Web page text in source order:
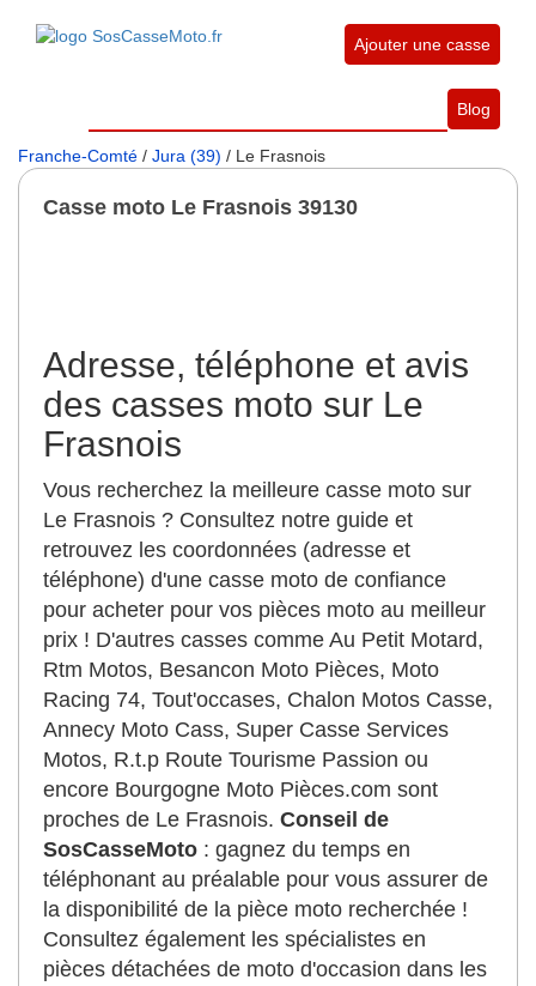
Ajouter une casse
Blog
Franche-Comté / Jura (39) / Le Frasnois
Casse moto Le Frasnois 39130
Adresse, téléphone et avis
des casses moto sur Le
Frasnois
Vous recherchez la meilleure casse moto sur
Le Frasnois ? Consultez notre guide et
retrouvez les coordonnées (adresse et
téléphone) d'une casse moto de confiance
pour acheter pour vos pièces moto au meilleur
prix ! D'autres casses comme Au Petit Motard,
Rtm Motos, Besancon Moto Pièces, Moto
Racing 74, Tout'occases, Chalon Motos Casse,
Annecy Moto Cass, Super Casse Services
Motos, R.t.p Route Tourisme Passion ou
encore Bourgogne Moto Pièces.com sont
proches de Le Frasnois. Conseil de
SosCasseMoto : gagnez du temps en
téléphonant au préalable pour vous assurer de
la disponibilité de la pièce moto recherchée !
Consultez également les spécialistes en
pièces détachées de moto d'occasion dans les